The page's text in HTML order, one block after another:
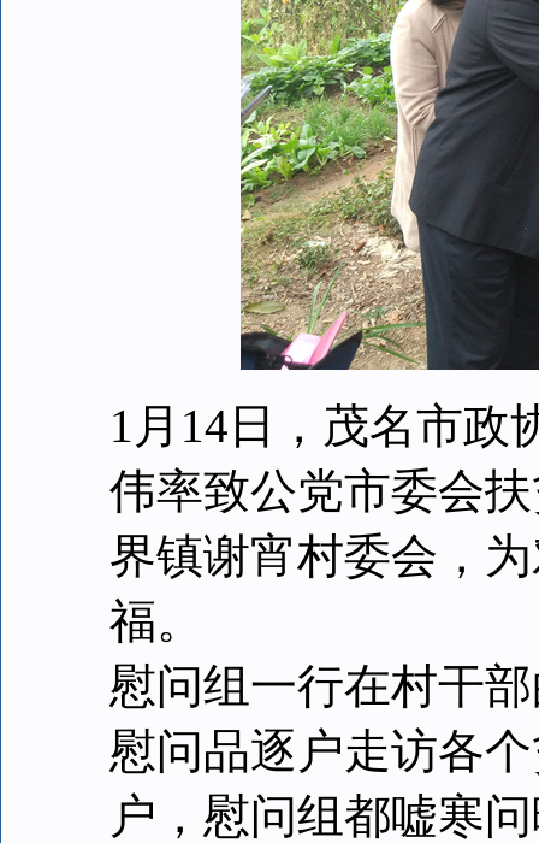
1月14日，茂名市政
伟率致公党市委会
界镇谢宵村委会，
福。
慰问组一行在村干
慰问品逐户走访各
户，慰问组都嘘寒